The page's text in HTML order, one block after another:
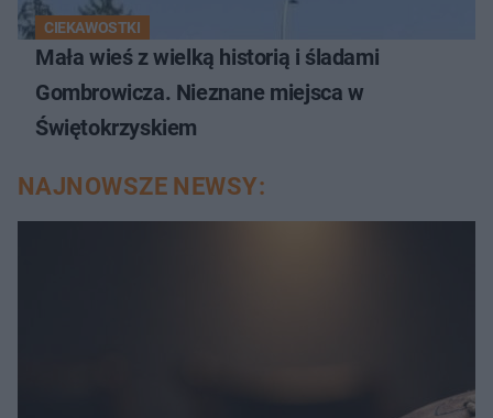
CIEKAWOSTKI
Mała wieś z wielką historią i śladami
Gombrowicza. Nieznane miejsca w
Świętokrzyskiem
NAJNOWSZE NEWSY: